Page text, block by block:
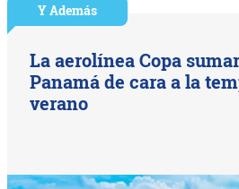
Y Además
La aerolínea Copa
Panamá de cara a la
verano